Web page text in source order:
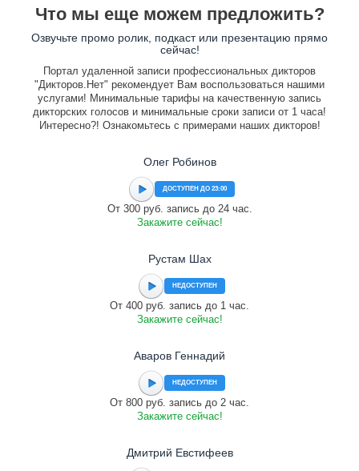
Что мы еще можем предложить?
Озвучьте промо ролик, подкаст или презентацию прямо
сейчас!
Портал удаленной записи профессиональных дикторов
"Дикторов.Нет" рекомендует Вам воспользоваться нашими
услугами! Минимальные тарифы на качественную запись
дикторских голосов и минимальные сроки записи от 1 часа!
Интересно?! Ознакомьтесь с примерами наших дикторов!
Олег Робинов
ДОСТУПЕН ДО 23:00
От 300 руб. запись до 24 час.
Закажите сейчас!
Рустам Шах
НЕДОСТУПЕН
От 400 руб. запись до 1 час.
Закажите сейчас!
Аваров Геннадий
НЕДОСТУПЕН
От 800 руб. запись до 2 час.
Закажите сейчас!
Дмитрий Евстифеев